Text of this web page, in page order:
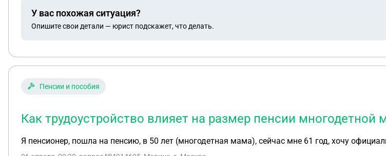
У вас похожая ситуация?
Опишите свои детали — юрист подскажет, что делать.
Пенсии и пособия
Как трудоустройство влияет на размер пенсии многодетной
Я пенсионер, пошла на пенсию, в 50 лет (многодетная мама), сейчас мне 61 год, хочу